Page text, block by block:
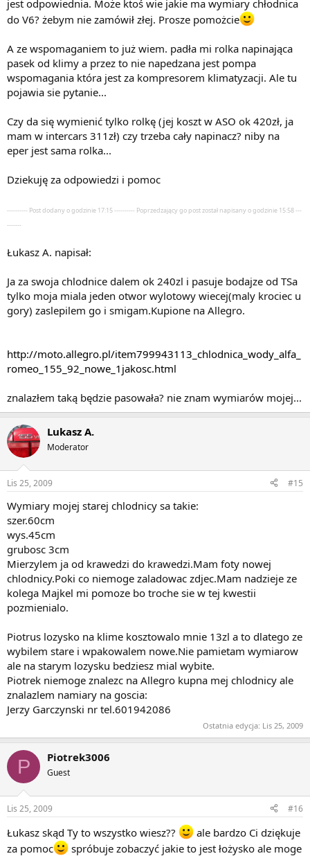
jest odpowiednia. Może ktoś wie jakie ma wymiary chłodnica
do V6? żebym nie zamówił złej. Prosze pomożcie
A ze wspomaganiem to już wiem. padła mi rolka napinająca
pasek od klimy a przez to nie napedzana jest pompa
wspomagania która jest za kompresorem klimatyzacji. Ale tu
pojawia sie pytanie...
Czy da się wymienić tylko rolkę (jej koszt w ASO ok 420zł, ja
mam w intercars 311zł) czy trzeba cały napinacz? niby na
eper jest sama rolka...
Dziekuję za odpowiedzi i pomoc
---------- Post dodany o godzinie 17:15 ---------- Poprzedzający go post został napisany o godzinie 15:58 ---
-------
Łukasz A. napisał:
Ja za swoja chlodnice dalem ok 240zl i pasuje bodajze od TSa
tylko moja miala jeden otwor wylotowy wiecej(maly krociec u
gory) zaslepilem go i smigam.Kupione na Allegro.
http://moto.allegro.pl/item799943113_chlodnica_wody_alfa_
romeo_155_92_nowe_1jakosc.html
znalazłem taką będzie pasowała? nie znam wymiarów mojej...
Lukasz A.
Moderator
Lis 25, 2009 #15
Wymiary mojej starej chlodnicy sa takie:
szer.60cm
wys.45cm
grubosc 3cm
Mierzylem ja od krawedzi do krawedzi.Mam foty nowej
chlodnicy.Poki co niemoge zaladowac zdjec.Mam nadzieje ze
kolega Majkel mi pomoze bo troche sie w tej kwestii
pozmienialo.
Piotrus lozysko na klime kosztowalo mnie 13zl a to dlatego ze
wybilem stare i wpakowalem nowe.Nie pamietam wymiarow
ale na starym lozysku bedziesz mial wybite.
Piotrek niemoge znalezc na Allegro kupna mej chlodnicy ale
znalazlem namiary na goscia:
Jerzy Garczynski nr tel.601942086
Ostatnia edycja: Lis 25, 2009
P Piotrek3006
Guest
Lis 25, 2009 #16
Łukasz skąd Ty to wszystko wiesz??
ale bardzo Ci dziękuje
za pomoc
spróbuje zobaczyć jakie to jest łożysko ale moge